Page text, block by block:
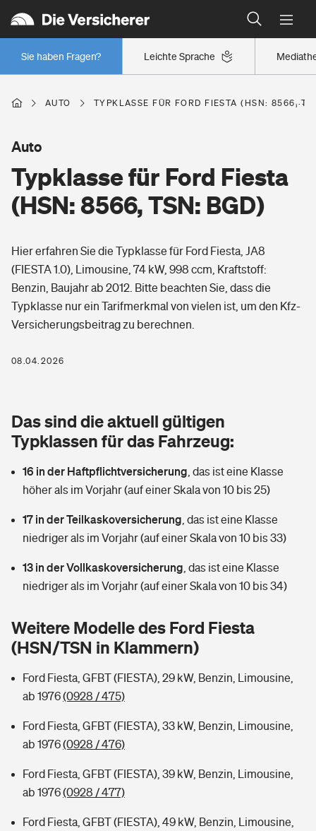
Leichte Sprache
Sie haben Fragen?
Wer versichert was: Jetzt Versicherer finden
Regionalklassen: So ist Ihre Region eingestuft
Wer versichert was: Jetzt Versicherer finden
Berufsunfähigkeitsversicherung
Erwerbsunfähigkeitsversicherung
Grundfähigkeitsversicherung
Arbeitsrechtsschutz
Berufshaftpflichtversicherung
Zur Übersicht
Tools
Wer versichert was: Jetzt Versicherer finden
Sie haben Fragen?
Wohnen
Elementarversicherung
Glasversicherung
Mietkautionsversicherung
Restkreditversicherung
Zur Übersicht
Tools
Wer versichert was: Jetzt Versicherer finden
Sie haben Fragen?
Freizeit
Pri­vate Haft­pflicht­
Kinderunfall­ver­si­che­rung
Kinderinvalidität
Reiseversicherung
Pferdehalter-Haftpflicht
Handyversicherung
Musikinstrumentenversicherung
Zur Übersicht
Tools
Gesundheit
Private Krankenversicherung
Dread-Disease-Versicherung
Tierkrankenversicherung
Sie haben Fragen?
Rentenrechner: Wie viel Geld bekomme ich im Alter?
AUTO TYPKLASSE FÜR FORD FIESTA (HSN: 8566,
Typklasse für Ford Fiesta
(HSN: 8566, TSN: BGD)
Auto
Hier erfahren Sie die Typklasse für Ford Fiesta, JA8
(FIESTA 1.0), Limousine, 74 kW, 998 ccm, Kraftstoff:
Benzin, Baujahr ab 2012. Bitte beachten Sie, dass die
Typklasse nur ein Tarifmerkmal von vielen ist, um den Kfz-
Versicherungsbeitrag zu berechnen.
08.04.2026
Das sind die aktuell gültigen
Typklassen für das Fahrzeug:
16 in der Haftpflichtversicherung das ist eine Klasse
höher als im Vorjahr (auf einer Skala von 10 bis 25)
17 in der Teilkaskoversicherung das ist eine Klasse
niedriger als im Vorjahr (auf einer Skala von 10 bis 33)
13 in der Vollkaskoversicherung das ist eine Klasse
niedriger als im Vorjahr (auf einer Skala von 10 bis 34)
Weitere Modelle des Ford Fiesta
(HSN/TSN in Klammern)
Ford Fiesta, GFBT (FIESTA), 29 kW, Benzin, Limousine,
ab 1976(0928 / 475)
Ford Fiesta, GFBT (FIESTA), 33 kW, Benzin, Limousine,
ab 1976(0928 / 476)
Ford Fiesta, GFBT (FIESTA), 39 kW, Benzin, Limousine,
ab 1976(0928 / 477)
Ford Fiesta, GFBT (FIESTA), 49 kW, Benzin, Limousine,